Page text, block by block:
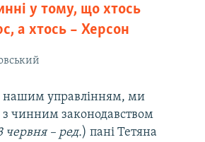
у тому, що хтось
а хтось – Херсон
нашим управлінням, ми
з чинним законодавством
червня – ред.) пані Тетяна